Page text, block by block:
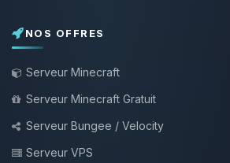
NOS OFFRES
Serveur Minecraft
Serveur Minecraft Gratuit
Serveur Bungee / Velocity
Serveur VPS